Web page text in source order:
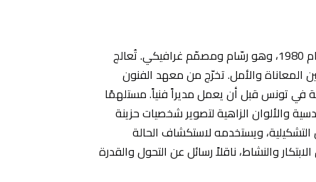
وُلد غيوم ألبرت فوغوم، الملقّب بـ «فا» ، في دوالا بالكاميرون عام 1980، وهو رسّام ومصمّم غرافيكي. تُعالج
المعاناة والأمل. تخرّج من معهد الفنون
في تونس قبل أن يعمل مديراً فنياً. مستلهمًا
والألوان الزاهية لتصوير شخصيات حزينة
ويستخدمه لاستكشاف الحالة
والنشاط، ناقلاً رسائل عن التحول والقدرة